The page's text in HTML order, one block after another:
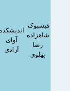
کمپین
اندیشکده
آوای
آزادی
فیسبوک